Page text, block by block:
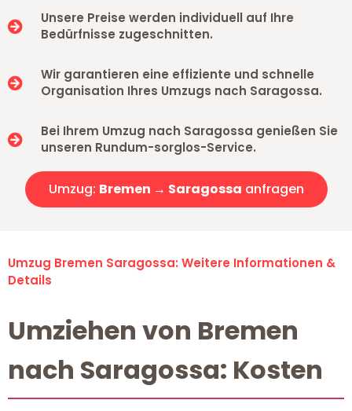
Unsere Preise werden individuell auf Ihre
Bedürfnisse zugeschnitten.
Wir garantieren eine effiziente und schnelle
Organisation Ihres Umzugs nach Saragossa.
Bei Ihrem Umzug nach Saragossa genießen Sie
unseren Rundum-sorglos-Service.
Umzug: Bremen → Saragossa anfragen
Umzug Bremen Saragossa: Weitere Informationen &
Details
Umziehen von Bremen
nach Saragossa: Kosten